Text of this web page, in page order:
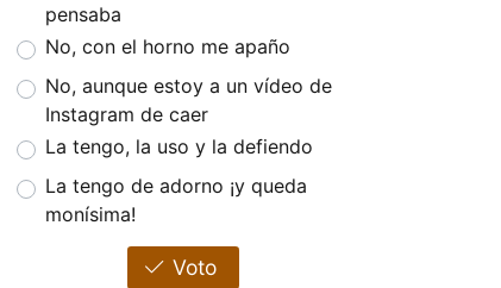
pensaba
No, con el horno me apaño
No, aunque estoy a un vídeo de
Instagram de caer
La tengo, la uso y la defiendo
La tengo de adorno ¡y queda
monísima!
Voto